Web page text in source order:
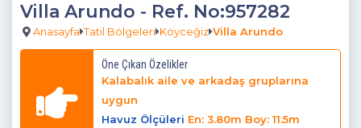
Villa Arundo - Ref. No:957282
Anasayfa Tatil Bölgeleri Köyceğiz Villa Arundo
Öne Çıkan Özelikler
Kalabalık aile ve arkadaş gruplarına
uygun
Havuz Ölçüleri En: 3.80m Boy: 11.5m